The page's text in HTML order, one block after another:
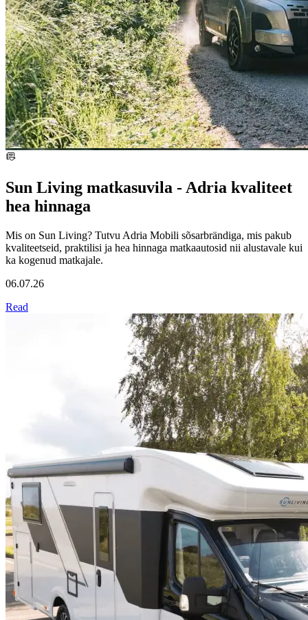
Sun Living matkasuvila - Adria kvaliteet
hea hinnaga
Mis on Sun Living? Tutvu Adria Mobili sõsarbrändiga, mis pakub
kvaliteetseid, praktilisi ja hea hinnaga matkaautosid nii alustavale kui
ka kogenud matkajale.
06.07.26
Read